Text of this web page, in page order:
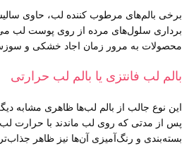
برخی بالم‌های مرطوب کننده لب، حاوی
برداری سلول‌های مرده از روی پوست لب
محصولات به مرور زمان اجاد خشکی و
بالم لب فانتزی یا بالم لب حرارتی
این نوع جالب از بالم لب‌ها ظاهری مشابه
پس از مدتی که روی لب ماندند با حرارت لب
بسته‌بندی و رنگ‌‌آمیزی آن‌ها نیز ظاهر جذاب‌تر